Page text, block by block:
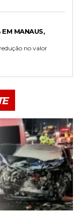
MANAUS,
no valor